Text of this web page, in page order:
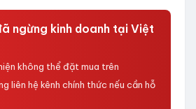
ngừng kinh doanh tại Việt
không thể đặt mua trên
liên hệ kênh chính thức nếu cần hỗ